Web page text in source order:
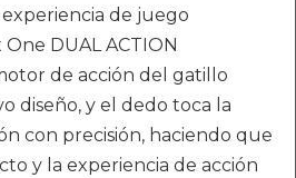
de juego
DUAL ACTION
de acción del gatillo
diseño, y el dedo toca la
con precisión, haciendo que
y la experiencia de acción